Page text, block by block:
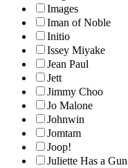
Images
Iman of Noble
Initio
Issey Miyake
Jean Paul
Jett
Jimmy Choo
Jo Malone
Johnwin
Jomtam
Joop!
Juliette Has a Gun